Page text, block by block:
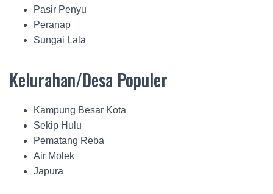
Pasir Penyu
Peranap
Sungai Lala
Kelurahan/Desa Populer
Kampung Besar Kota
Sekip Hulu
Pematang Reba
Air Molek
Japura